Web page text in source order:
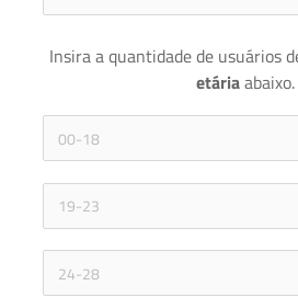
Insira a quantidade de usuários
etária abaixo.